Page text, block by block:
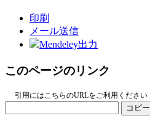
印刷
メール送信
Mendeley出力
このページのリンク
引用にはこちらのURLをご利用ください
コピー